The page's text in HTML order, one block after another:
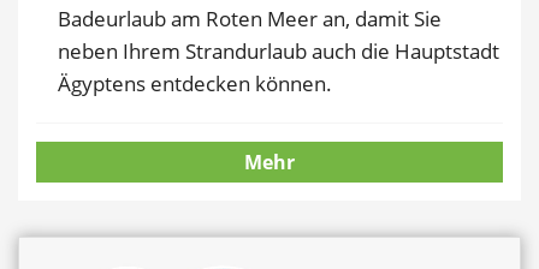
Badeurlaub am Roten Meer an, damit Sie
neben Ihrem Strandurlaub auch die Hauptstadt
Ägyptens entdecken können.
Mehr